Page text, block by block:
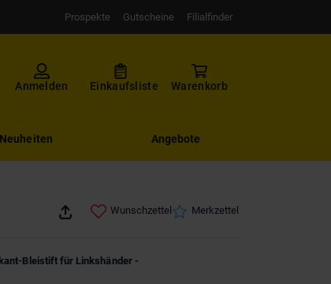
Prospekte Gutscheine Filialfinder
Anmelden Einkaufsliste Warenkorb
Neuheiten Angebote
Wunschzettel Merkzettel
Bleistift für Linkshänder -